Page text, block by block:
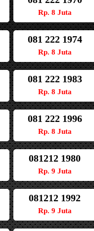
Rp. 8 Juta
081 222 1974
Rp. 8 Juta
081 222 1983
Rp. 8 Juta
081 222 1996
Rp. 8 Juta
081212 1980
Rp. 9 Juta
081212 1992
Rp. 9 Juta